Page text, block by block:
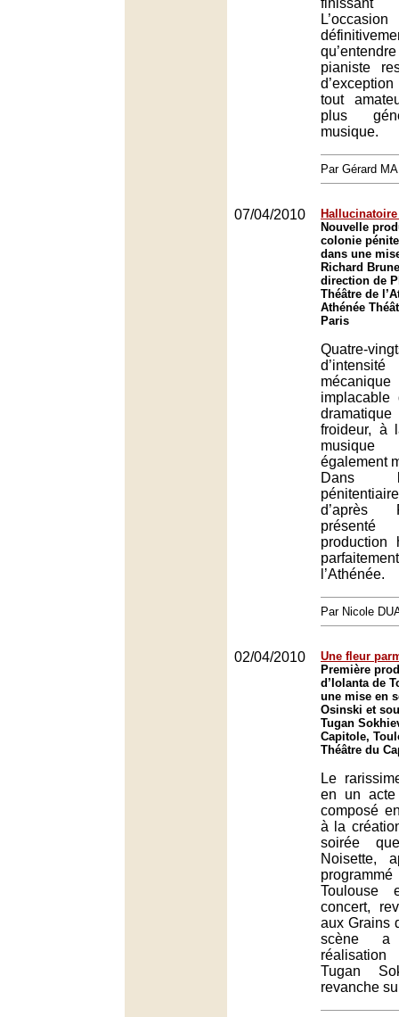
finissant
pianiste
tout
plus
musique.
Par Gérard
07/04/2010
Nouvelle
colonie
dans une
Richard
direction de
Théâtre de
Athénée
Paris
Quatre-
froideur, à
également
Dans
d’après
production
l’Athénée.
Par Nicole
02/04/2010
Une fleur
Première
d’Iolanta de
une mise en
Osinski et
Tugan
Capitole,
Théâtre du
Le
en un acte
composé
à la
soirée
Noisette,
Toulouse
concert,
aux Grains
scène a
Tugan
revanche